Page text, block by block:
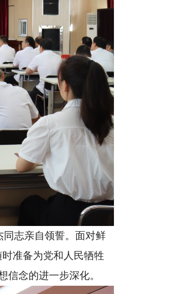
志亲自领誓。面对鲜
准备为党和人民牺牲
念的进一步深化。